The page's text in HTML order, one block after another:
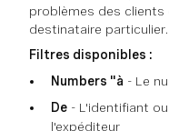
problèmes des clients
destinataire particulier.
Filtres disponibles :
Numbers "à - Le
De - L'identifiant
l'expéditeur